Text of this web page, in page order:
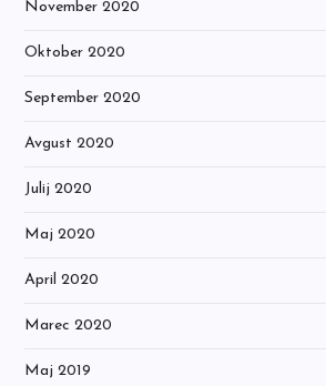
November 2020
Oktober 2020
September 2020
Avgust 2020
Julij 2020
Maj 2020
April 2020
Marec 2020
Maj 2019